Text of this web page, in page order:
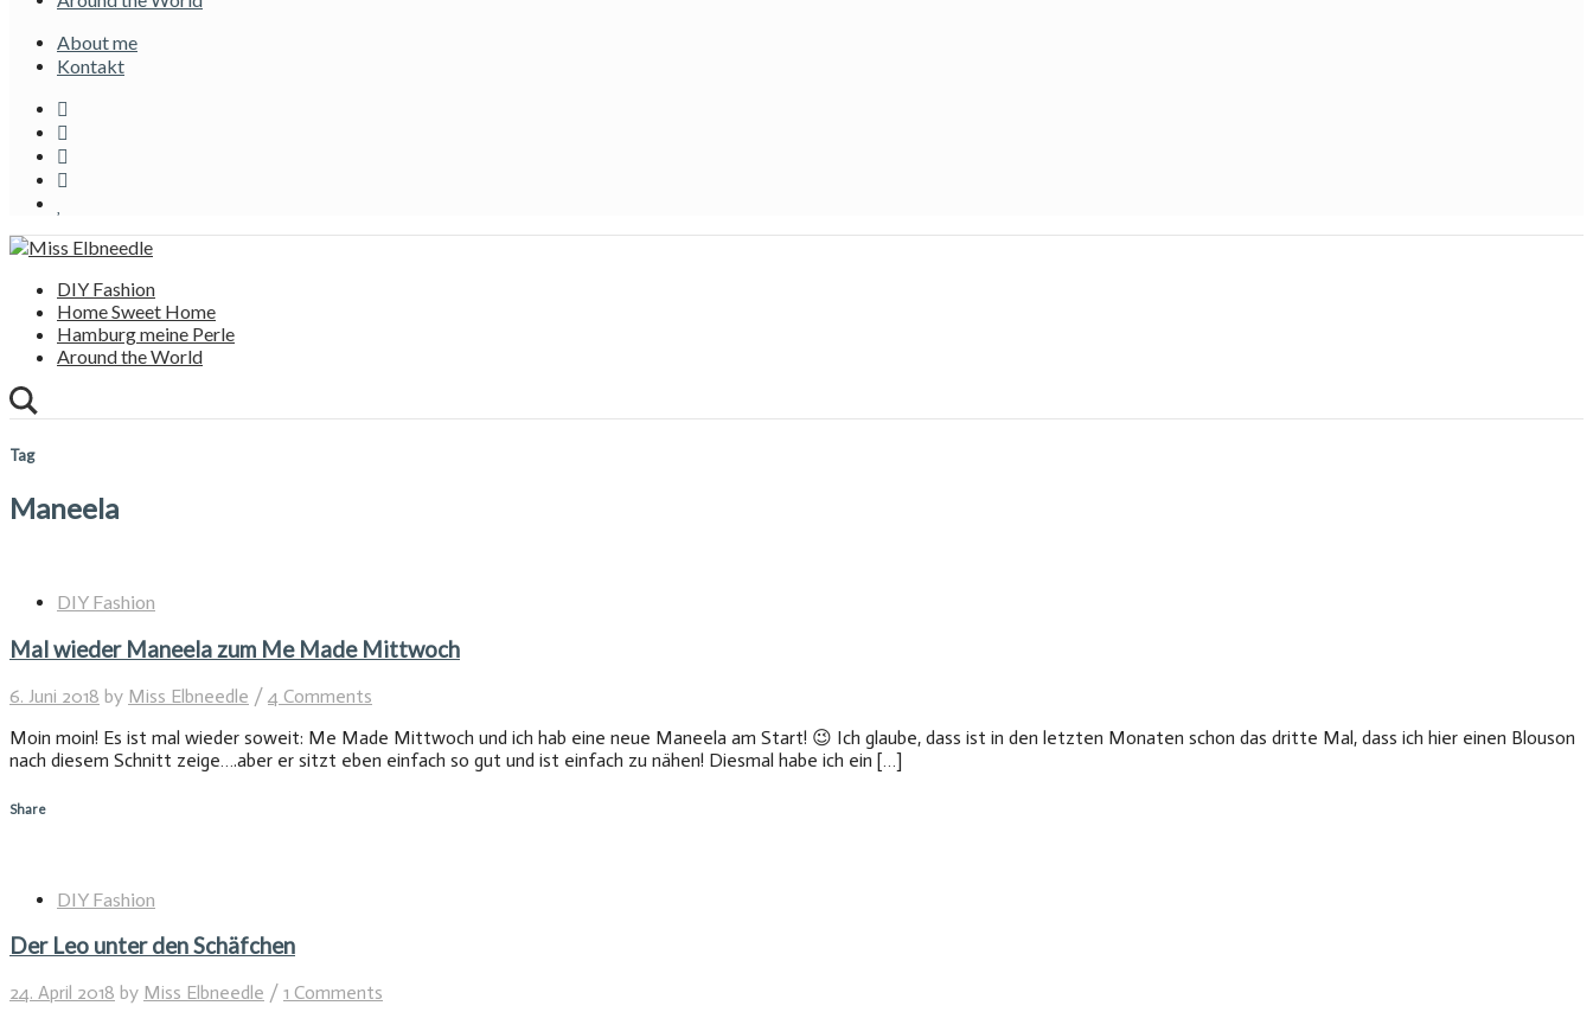
About me
Kontakt
DIY Fashion
Home Sweet Home
Hamburg meine Perle
Around the World
Tag
Maneela
DIY Fashion
Mal wieder Maneela zum Me Made Mittwoch
6. Juni 2018 by Miss Elbneedle / 4 Comments
Moin moin! Es ist mal wieder soweit: Me Made Mittwoch und ich hab eine neue Maneela am Start! 😉 Ich glaube, dass ist in den letzten Monaten schon das dritte Mal, dass ich hier einen Blouson
nach diesem Schnitt zeige….aber er sitzt eben einfach so gut und ist einfach zu nähen! Diesmal habe ich ein […]
Share
DIY Fashion
Der Leo unter den Schäfchen
24. April 2018 by Miss Elbneedle / 1 Comments